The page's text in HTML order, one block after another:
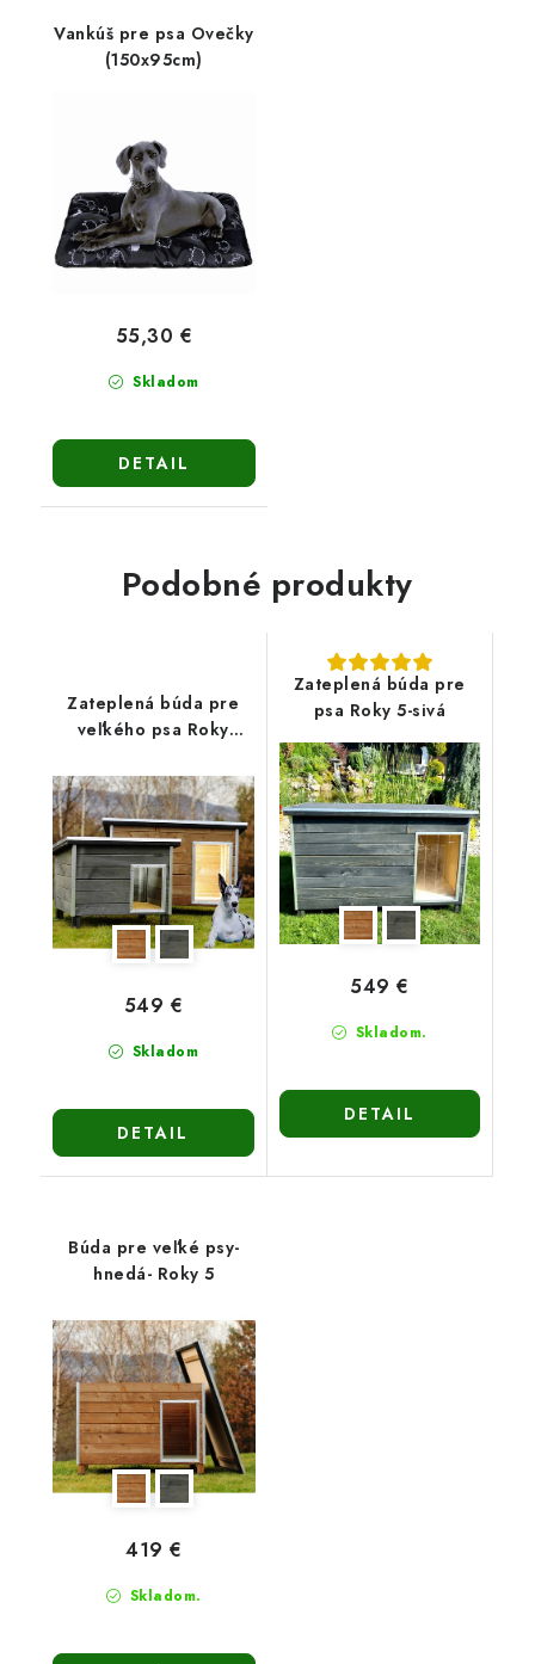
Vankúš pre psa Ovečky
(150x95cm)
Skladom
55,30 €
DETAIL
Podobné produkty
Zateplená búda pre
veľkého psa Roky
Skladom
549 €
DETAIL
Zateplená búda pre
psa Roky 5-sivá
Skladom.
549 €
DETAIL
Búda pre veľké psy-
hnedá- Roky 5
Skladom.
419 €